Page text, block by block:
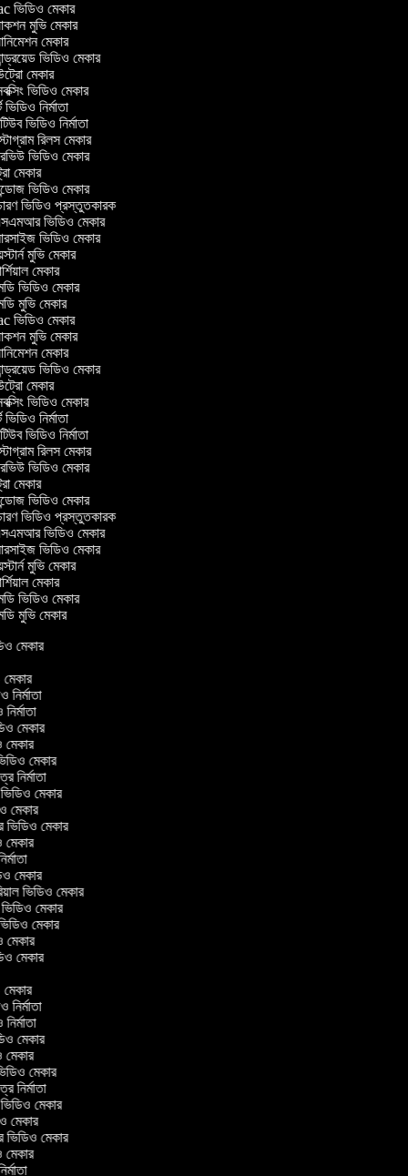
ভিডিও মেকার
মুভি মেকার
মেকার
ভিডিও মেকার
মেকার
ভিডিও মেকার
নির্মাতা
ভিডিও নির্মাতা
রিলস মেকার
ভিডিও মেকার
মেকার
ভিডিও মেকার
ভিডিও প্রস্তুতকারক
ভিডিও মেকার
ভিডিও মেকার
মুভি মেকার
মেকার
ভিডিও মেকার
মুভি মেকার
ভিডিও মেকার
মুভি মেকার
মেকার
ভিডিও মেকার
মেকার
ভিডিও মেকার
নির্মাতা
ভিডিও নির্মাতা
রিলস মেকার
ভিডিও মেকার
মেকার
ভিডিও মেকার
ভিডিও প্রস্তুতকারক
ভিডিও মেকার
ভিডিও মেকার
মুভি মেকার
মেকার
ভিডিও মেকার
মুভি মেকার
মেকার
মেকার
নির্মাতা
মেকার
মেকার
মেকার
নির্মাতা
ভিডিও মেকার
মেকার
ভিডিও মেকার
মেকার
মেকার
ভিডিও মেকার
মেকার
মেকার
মেকার
মেকার
মেকার
নির্মাতা
মেকার
মেকার
মেকার
নির্মাতা
ভিডিও মেকার
মেকার
ভিডিও মেকার
মেকার